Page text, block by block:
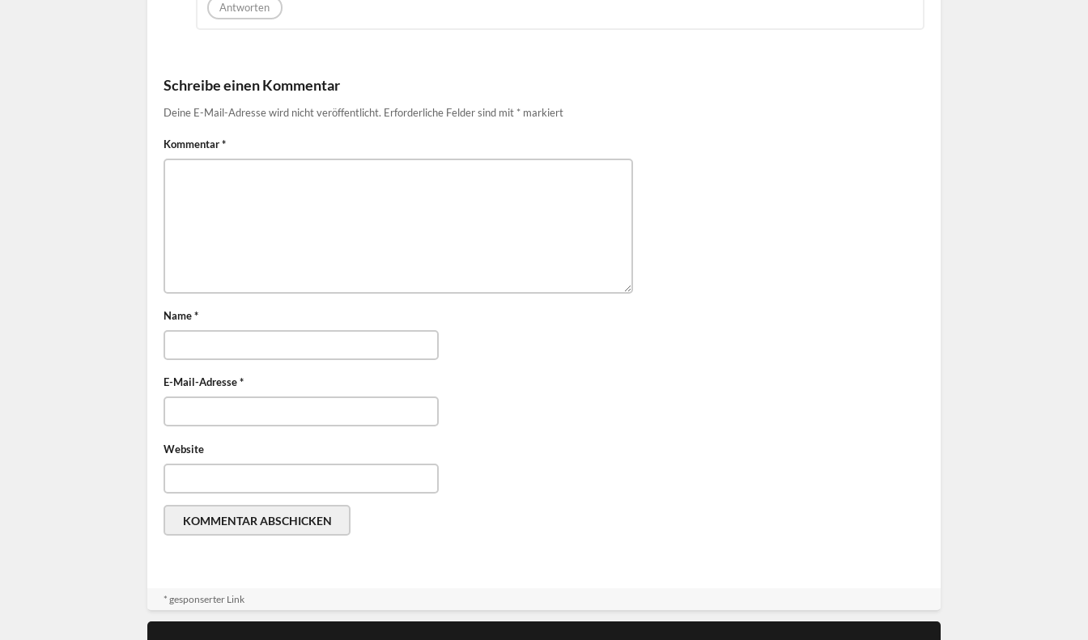
Antworten
Schreibe einen Kommentar
Deine E-Mail-Adresse wird nicht veröffentlicht. Erforderliche Felder sind mit * markiert
Kommentar*
Name*
E-Mail-Adresse*
Website
* gesponserter Link